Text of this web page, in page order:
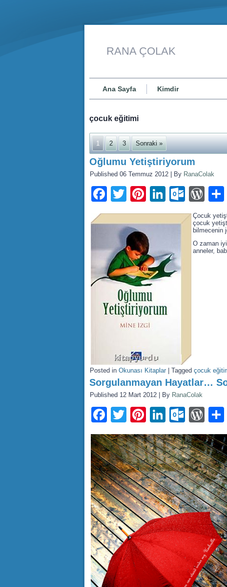
RANA ÇOLAK
Ana Sayfa Kimdir
çocuk eğitimi
1 2 3 Sonraki »
Oğlumu Yetiştiriyorum
Published 06 Temmuz 2012 By RanaColak
Facebook
TwitterPinterest
LinkedIn
Çocuk
çocuk
bilmecenin
O zaman
anneler,
Posted in Okunası Kitaplar Tagged çocuk
Sorgulanmayan Hayatlar…
Published 12 Mart 2012 By RanaColak
Facebook
TwitterPinterest
LinkedIn